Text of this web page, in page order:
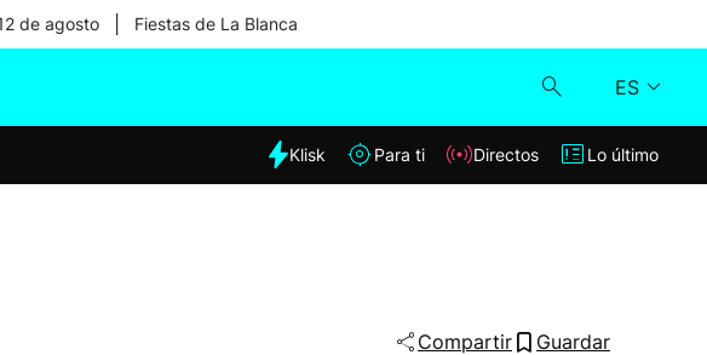
de agosto Fiestas de La Blanca
ES
Klisk
Klisk Para ti Directos Lo último
Compartir Guardar